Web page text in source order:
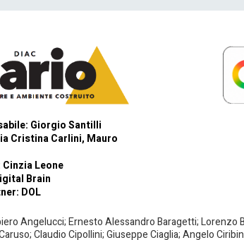
Giorgio Santilli
Cristina Carlini, Mauro
Leone
Brain
DOL
Angelucci; Ernesto Alessandro Baragetti; Lorenzo
Claudio Cipollini; Giuseppe Ciaglia; Angelo